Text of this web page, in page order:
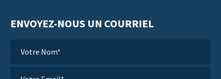
ENVOYEZ-NOUS UN COURRIEL